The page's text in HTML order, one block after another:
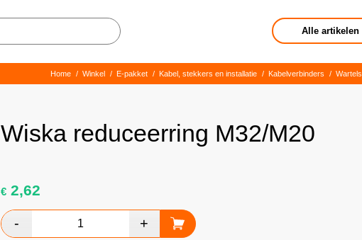
Alle artikelen
Home / Winkel / E-pakket / Kabel, stekkers en installatie / Kabelverbinders / Wartels
Wiska reduceerring M32/M20
€2,62